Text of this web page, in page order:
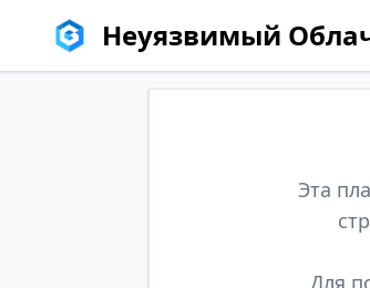
Неуязвимый
Эта
Для